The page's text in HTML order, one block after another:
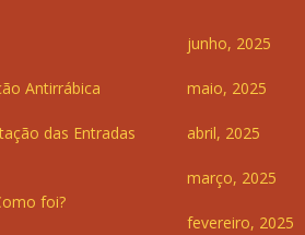
Antirrábica
das Entradas
foi?
junho, 2025
maio, 2025
abril, 2025
março, 2025
fevereiro, 2025